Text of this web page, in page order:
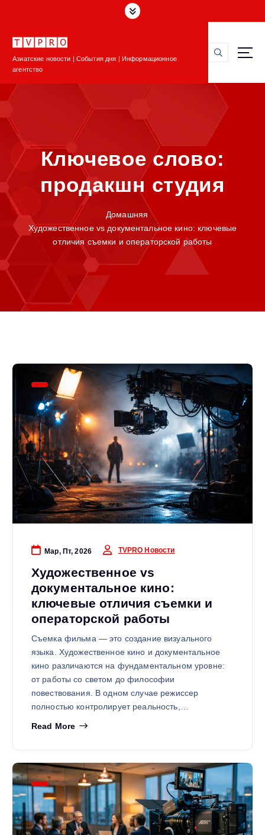
к
Азиатские новости | События дня | Информационное
агентство
Ключевое слово:
продакшн студия
Домашняя
Художественное vs документальное кино: ключевые
отличия съемки и операторской работы
Мар, Пт, 2026 TVPRO Новости
Художественное vs
документальное кино:
ключевые отличия съемки и
операторской работы
Съемка фильма — это создание визуального
языка. Художественное кино и документальное
кино различаются на фундаментальном уровне:
от работы со светом до философии
повествования. В одном случае режиссер
полностью контролирует реальность,…
Read More